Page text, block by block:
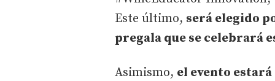
Este último, será elegido
pregala que se celebrará
Asimismo, el evento